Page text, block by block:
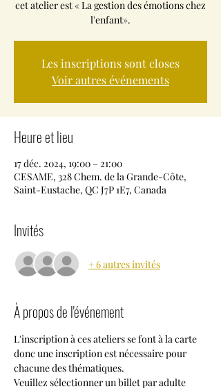
cet atelier est « La gestion des émotions chez
l'enfant».
Les inscriptions sont closes
Voir autres événements
Heure et lieu
17 déc. 2024, 19:00 – 21:00
CESAME, 328 Chem. de la Grande-Côte,
Saint-Eustache, QC J7P 1E7, Canada
Invités
+ 6 autres invités
À propos de l'événement
L'inscription à ces ateliers se font à la carte
donc une inscription est nécessaire pour
chacune des thématiques.
Veuillez sélectionner un billet par adulte